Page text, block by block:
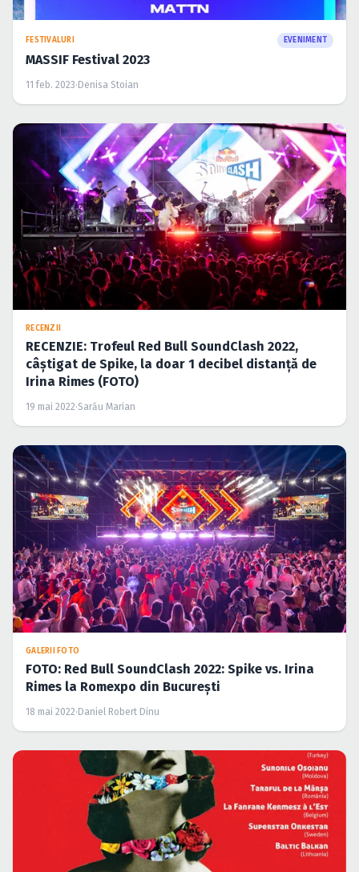
FESTIVALURI EVENIMENT
MASSIF Festival 2023
11 feb. 2023·Denisa Stoian
RECENZII
RECENZIE: Trofeul Red Bull SoundClash 2022,
câștigat de Spike, la doar 1 decibel distanță de
Irina Rimes (FOTO)
19 mai 2022·Sarău Marian
GALERII FOTO
FOTO: Red Bull SoundClash 2022: Spike vs. Irina
Rimes la Romexpo din Bucureşti
18 mai 2022· Daniel Robert Dinu